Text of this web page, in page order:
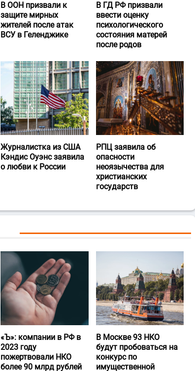
В ООН призвали к
защите мирных
жителей после атак
ВСУ в Геленджике
В ГД РФ призвали
ввести оценку
психологического
состояния матерей
после родов
Журналистка из США
Кэндис Оуэнс заявила
о любви к России
РПЦ заявила об
опасности
неоязычества для
христианских
государств
«Ъ‎»: компании в РФ в
2023 году
пожертвовали НКО
более 90 млрд рублей
В Москве 93 НКО
будут пробоваться на
конкурс по
имущественной